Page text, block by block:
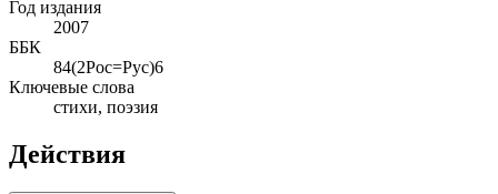
Год издания
2007
ББК
84(2Рос=Рус)6
Ключевые слова
стихи, поэзия
Действия